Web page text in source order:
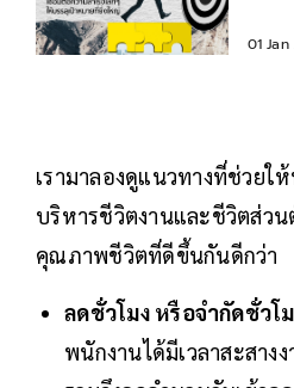
01
เรามาลองดูแนวทางที่ช่วยใ
บริหารชีวิตงานและชีวิตส่วน
คุณภาพชีวิตที่ดีขึ้นกันดีกว่า
ลดชั่วโมง หรือจำกัดชั่วโ
พนักงานได้มีเวลาสะสาง